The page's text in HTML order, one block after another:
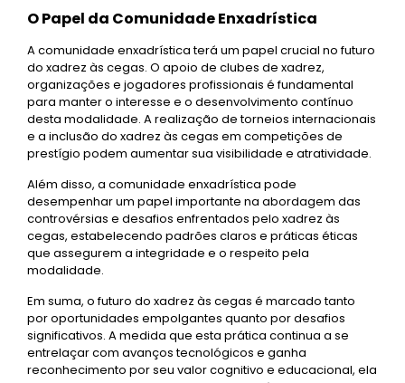
O Papel da Comunidade Enxadrística
A comunidade enxadrística terá um papel crucial no futuro
do xadrez às cegas. O apoio de clubes de xadrez,
organizações e jogadores profissionais é fundamental
para manter o interesse e o desenvolvimento contínuo
desta modalidade. A realização de torneios internacionais
e a inclusão do xadrez às cegas em competições de
prestígio podem aumentar sua visibilidade e atratividade.
Além disso, a comunidade enxadrística pode
desempenhar um papel importante na abordagem das
controvérsias e desafios enfrentados pelo xadrez às
cegas, estabelecendo padrões claros e práticas éticas
que assegurem a integridade e o respeito pela
modalidade.
Em suma, o futuro do xadrez às cegas é marcado tanto
por oportunidades empolgantes quanto por desafios
significativos. A medida que esta prática continua a se
entrelaçar com avanços tecnológicos e ganha
reconhecimento por seu valor cognitivo e educacional, ela